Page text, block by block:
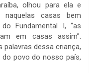
olhou para ela e
casas bem
Fundamental I, “as
em casas assim”.
dessa criança,
povo do nosso país,